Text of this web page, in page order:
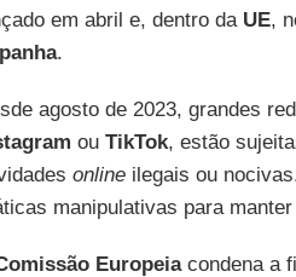
em abril e, dentro da UE,
.
agosto de 2023, grandes
ou TikTok, estão
onlineilegais ou
manipulativas para
Europeiacondena a